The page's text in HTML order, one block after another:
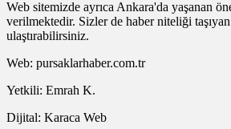
Web sitemizde ayrıca Ankara'da yaşanan
verilmektedir. Sizler de haber niteliği
ulaştırabilirsiniz.
Web: pursaklarhaber.com.tr
Yetkili: Emrah K.
Dijital: Karaca Web